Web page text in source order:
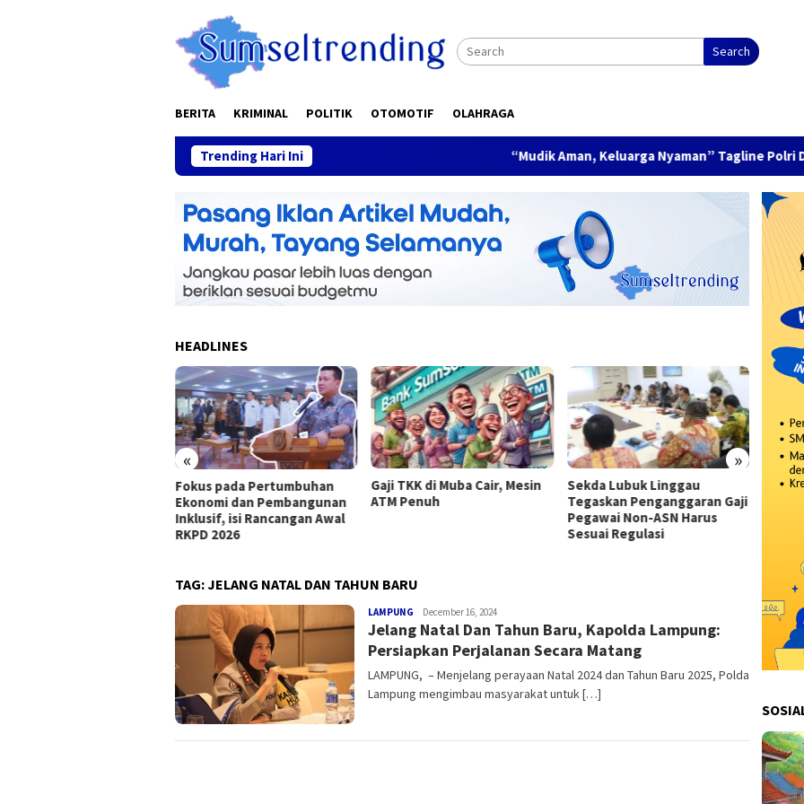
Search
BERITA KRIMINAL POLITIK OTOMOTIF OLAHRAGA
Trending Hari Ini “Mudik Aman, Keluarga Nyaman” Tagline Polri Di Musim
HEADLINES
« »
Fokus pada Pertumbuhan
Ekonomi dan Pembangunan
Inklusif, isi Rancangan Awal
RKPD 2026
Gaji TKK di Muba Cair, Mesin
ATM Penuh
Sekda Lubuk Linggau
Tegaskan Penganggaran Gaji
Pegawai Non-ASN Harus
Sesuai Regulasi
TAG:JELANG NATAL DAN TAHUN BARU
LAMPUNG Redaksi
December 16, 2024
Jelang Natal Dan Tahun Baru, Kapolda Lampung:
Persiapkan Perjalanan Secara Matang
LAMPUNG, – Menjelang perayaan Natal 2024 dan Tahun Baru 2025, Polda
Lampung mengimbau masyarakat untuk […]